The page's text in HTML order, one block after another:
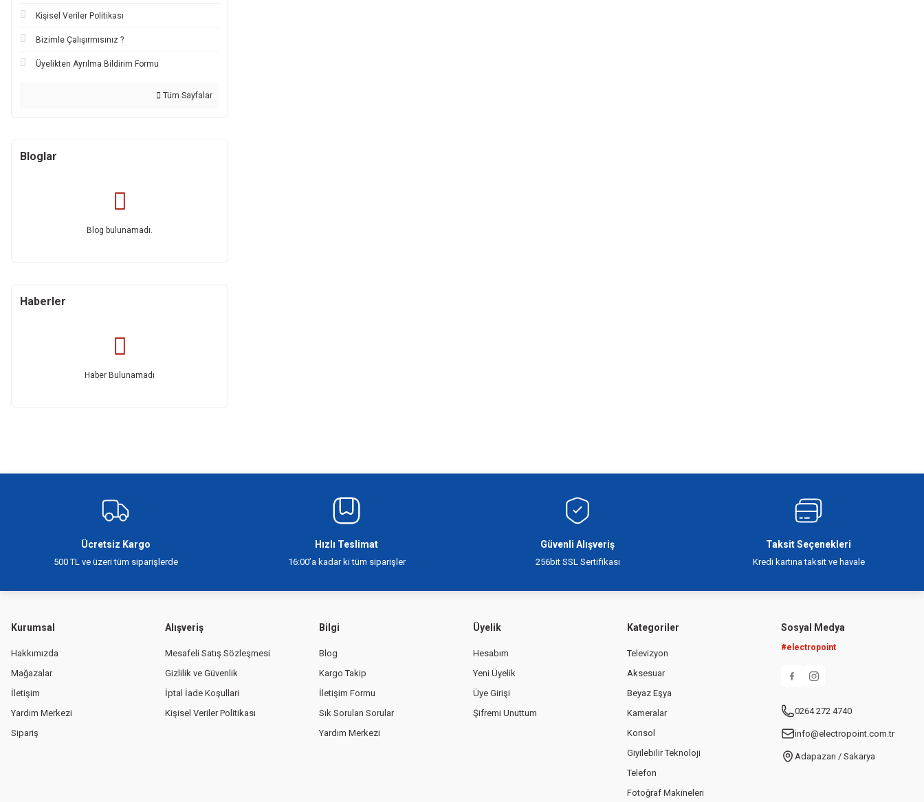
Kişisel Veriler Politikası
Bizimle Çalışırmısınız ?
Üyelikten Ayrılma Bildirim Formu
Tüm Sayfalar
Bloglar
Blog bulunamadı.
Haberler
Haber Bulunamadı
Ücretsiz Kargo
500 TL ve üzeri tüm siparişlerde
Hızlı Teslimat
16:00’a kadar ki tüm siparişler
Güvenli Alışveriş
256bit SSL Sertifikası
Taksit Seçenekleri
Kredi kartına taksit ve havale
Kurumsal
Hakkımızda
Mağazalar
İletişim
Yardım Merkezi
Sipariş
Alışveriş
Mesafeli Satış Sözleşmesi
Gizlilik ve Güvenlik
İptal İade Koşullari
Kişisel Veriler Politikası
Bilgi
Blog
Kargo Takip
İletişim Formu
Sık Sorulan Sorular
Yardım Merkezi
Üyelik
Hesabım
Yeni Üyelik
Üye Girişi
Şifremi Unuttum
Kategoriler
Televizyon
Aksesuar
Beyaz Eşya
Kameralar
Konsol
Giyilebilir Teknoloji
Telefon
Fotoğraf Makineleri
Sosyal Medya
#electropoint
0264 272 4740
info@electropoint.com.tr
Adapazarı / Sakarya